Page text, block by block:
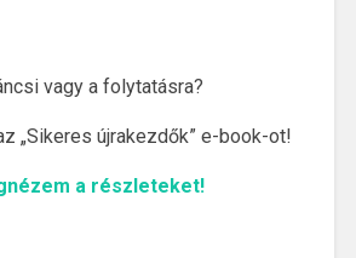
vagy a folytatásra?
„Sikeres újrakezdők” e-book-ot!
a részleteket!